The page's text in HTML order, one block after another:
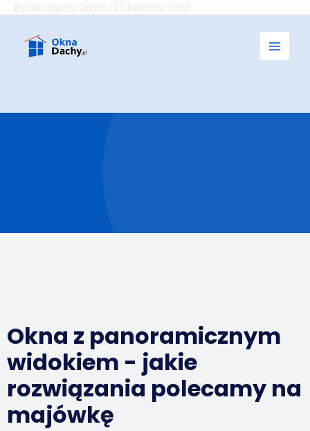
Okna z panoramicznym
widokiem - jakie
rozwiązania polecamy na
majówkę